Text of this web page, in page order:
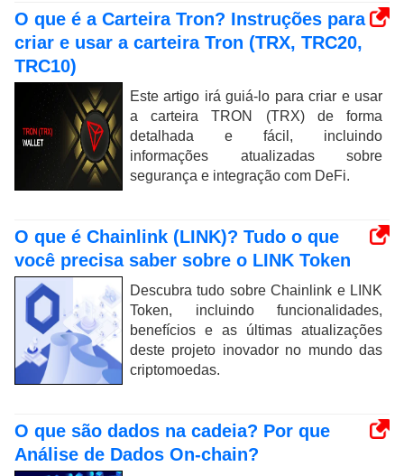
O que é a Carteira Tron? Instruções para
criar e usar a carteira Tron (TRX, TRC20,
TRC10)
Este artigo irá guiá-lo para criar e usar
a carteira TRON (TRX) de forma
detalhada e fácil, incluindo
informações atualizadas sobre
segurança e integração com DeFi.
O que é Chainlink (LINK)? Tudo o que
você precisa saber sobre o LINK Token
Descubra tudo sobre Chainlink e LINK
Token, incluindo funcionalidades,
benefícios e as últimas atualizações
deste projeto inovador no mundo das
criptomoedas.
O que são dados na cadeia? Por que
Análise de Dados On-chain?